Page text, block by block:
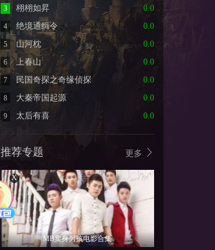
0.0
3
栩栩如昇
0.0
4
绝境通缉令
0.0
5
山河枕
0.0
6
上春山
0.0
7
民国奇探之奇缘侦探
0.0
8
大秦帝国起源
0.0
9 太后有喜
更多
推荐专题
MB卖身男孩电影合集
X